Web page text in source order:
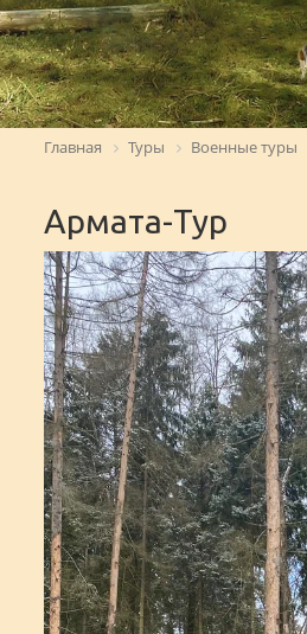
Главная Туры Военные туры
Армата-Тур